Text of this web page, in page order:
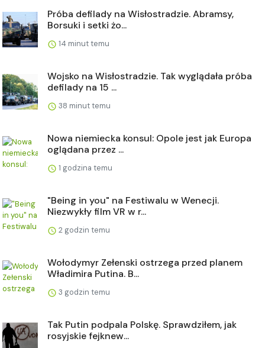
Próba defilady na Wisłostradzie. Abramsy,
Borsuki i setki żo...
14 minut temu
Wojsko na Wisłostradzie. Tak wyglądała próba
defilady na 15 ...
38 minut temu
Nowa niemiecka konsul: Opole jest jak Europa
oglądana przez ...
1 godzina temu
"Being in you" na Festiwalu w Wenecji.
Niezwykły film VR w r...
2 godzin temu
Wołodymyr Zełenski ostrzega przed planem
Władimira Putina. B...
3 godzin temu
Tak Putin podpala Polskę. Sprawdziłem, jak
rosyjskie fejknew...